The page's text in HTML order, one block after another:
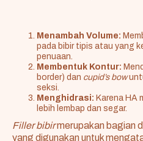
Menambah Volume:
pada bibir tipis atau yang
penuaan.
Membentuk Kontur:
border) dan cupid’s bow
seksi.
Menghidrasi: Karena HA
lebih lembap dan segar.
Filler bibirmerupakan bagian
yang digunakan untuk